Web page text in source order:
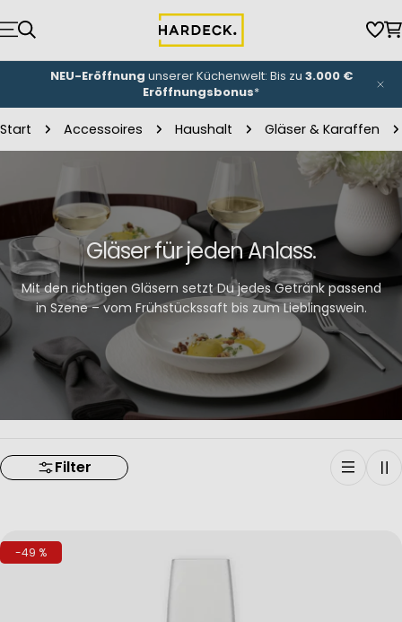
Inhalt
springen
NEU-Eröffnung unserer Küchenwelt: Bis zu 3.000 €
Eröffnungsbonus*
Start Accessoires Haushalt Gläser & Karaffen
Gläser für jeden Anlass.
Mit den richtigen Gläsern setzt Du jedes Getränk passend
in Szene – vom Frühstückssaft bis zum Lieblingswein.
Filter
-49 %